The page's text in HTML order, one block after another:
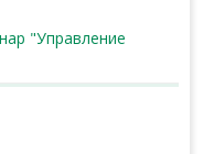
"Управление